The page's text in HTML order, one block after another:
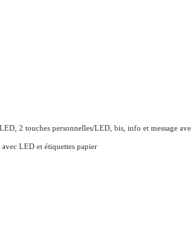
2 touches personnelles/LED, bis, info et message
avec LED et étiquettes papier